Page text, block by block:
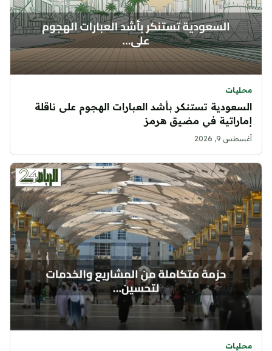
محليات
السعودية تستنكر بأشد العبارات الهجوم على ناقلة
إماراتية في مضيق هرمز
أغسطس 9, 2026
محليات